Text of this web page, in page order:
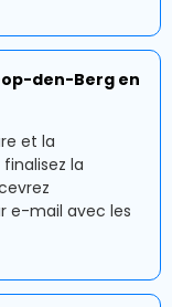
den-Berg en
et la
la
e-mail avec les